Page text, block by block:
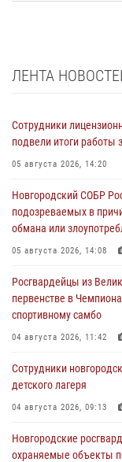
ЛЕНТА
Сотрудники
подвели итоги работы
05 августа 2026, 14:20
Новгородский СОБР
подозреваемых в
обмана или
05 августа 2026, 14:08
Росгвардейцы из
первенстве в
спортивному самбо
04 августа 2026, 11:42
Сотрудники
детского лагеря
04 августа 2026, 09:13
Новгородские
охраняемые объекты